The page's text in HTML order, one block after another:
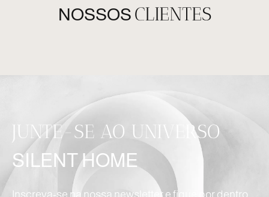
NOSSOS CLIENTES
JUNTE-SE AO UNIVERSO
SILENT HOME